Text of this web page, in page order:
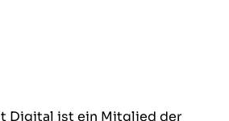
Digital ist ein Mitglied der